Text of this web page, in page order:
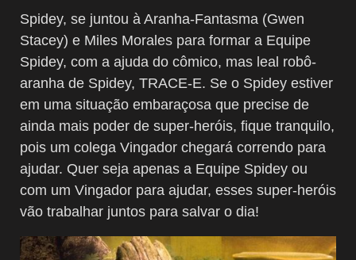
Spidey, se juntou à Aranha-Fantasma (Gwen
Stacey) e Miles Morales para formar a Equipe
Spidey, com a ajuda do cômico, mas leal robô-
aranha de Spidey, TRACE-E. Se o Spidey estiver
em uma situação embaraçosa que precise de
ainda mais poder de super-heróis, fique tranquilo,
pois um colega Vingador chegará correndo para
ajudar. Quer seja apenas a Equipe Spidey ou
com um Vingador para ajudar, esses super-heróis
vão trabalhar juntos para salvar o dia!